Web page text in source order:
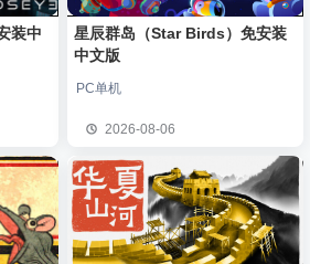
装中
星辰群岛（Star Birds）免安装
中文版
PC单机
2026-08-06